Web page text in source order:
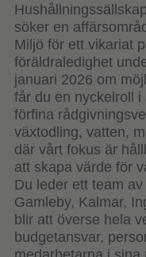
söker en
Miljö för ett vikariat
föräldraledighet
januari 2026 om
får du en nyckelroll i
förfina
växtodling, vatten,
där vårt fokus är
att skapa värde för
Du leder ett team
Gamleby, Kalmar,
blir att överse hela
budgetansvar,